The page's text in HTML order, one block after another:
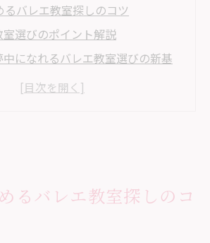
るバレエ教室探しのコツ
室選びのポイント解説
中になれるバレエ教室選びの新基
室選びで手芸趣味が活かせる工夫
るバレエ教室探しのコ